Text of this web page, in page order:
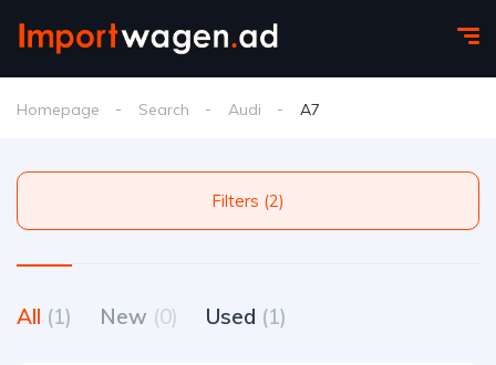
Homepage Search Audi A7
Filters (2)
All (1) New (0) Used (1)